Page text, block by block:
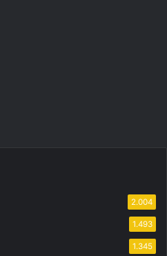
2.004
1.493
1.345